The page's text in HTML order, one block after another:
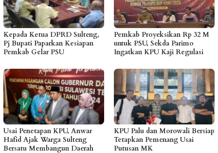
Kepada Ketua DPRD Sulteng,
Pj Bupati Paparkan Kesiapan
Pemkab Gelar PSU
Pemkab Proyeksikan Rp 32 M
untuk PSU, Sekda Parimo
Ingatkan KPU Kaji Regulasi
Usai Penetapan KPU, Anwar
Hafid Ajak Warga Sulteng
Bersatu Membangun Daerah
KPU Palu dan Morowali Bersiap
Tetapkan Pemenang Usai
Putusan MK